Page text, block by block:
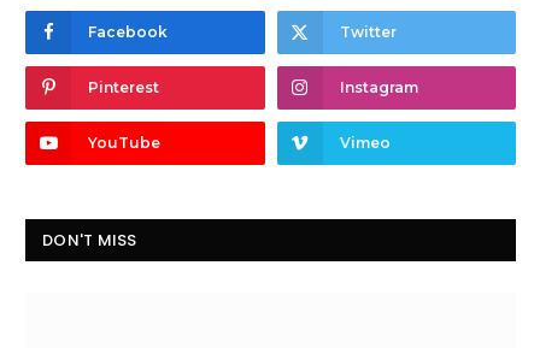
Facebook Twitter
Pinterest Instagram
YouTube Vimeo
DON'T MISS